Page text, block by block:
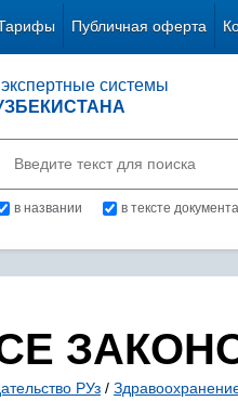
Публичная оферта
системы
в названии в тексте документа
РУз /